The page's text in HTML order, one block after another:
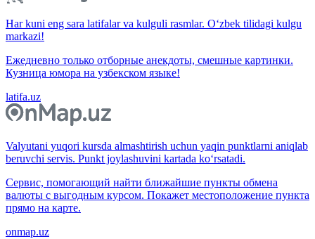
Har kuni eng sara latifalar va kulguli rasmlar. O‘zbek tilidagi kulgu
markazi!
Ежедневно только отборные анекдоты, смешные картинки.
Кузница юмора на узбекском языке!
latifa.uz
Valyutani yuqori kursda almashtirish uchun yaqin punktlarni aniqlab
beruvchi servis. Punkt joylashuvini kartada ko‘rsatadi.
Сервис, помогающий найти ближайшие пункты обмена
валюты с выгодным курсом. Покажет местоположение пункта
прямо на карте.
onmap.uz